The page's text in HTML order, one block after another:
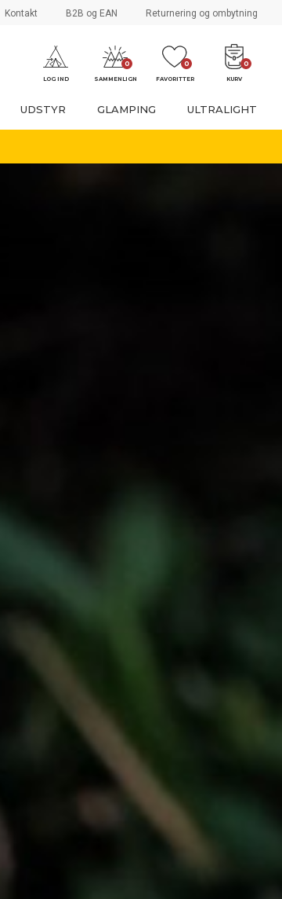
Kontakt B2B og EAN Returnering og ombytning
LOG IND
0
SAMMENLIGN
0
FAVORITTER
0
KURV
UDSTYR GLAMPING ULTRALIGHT